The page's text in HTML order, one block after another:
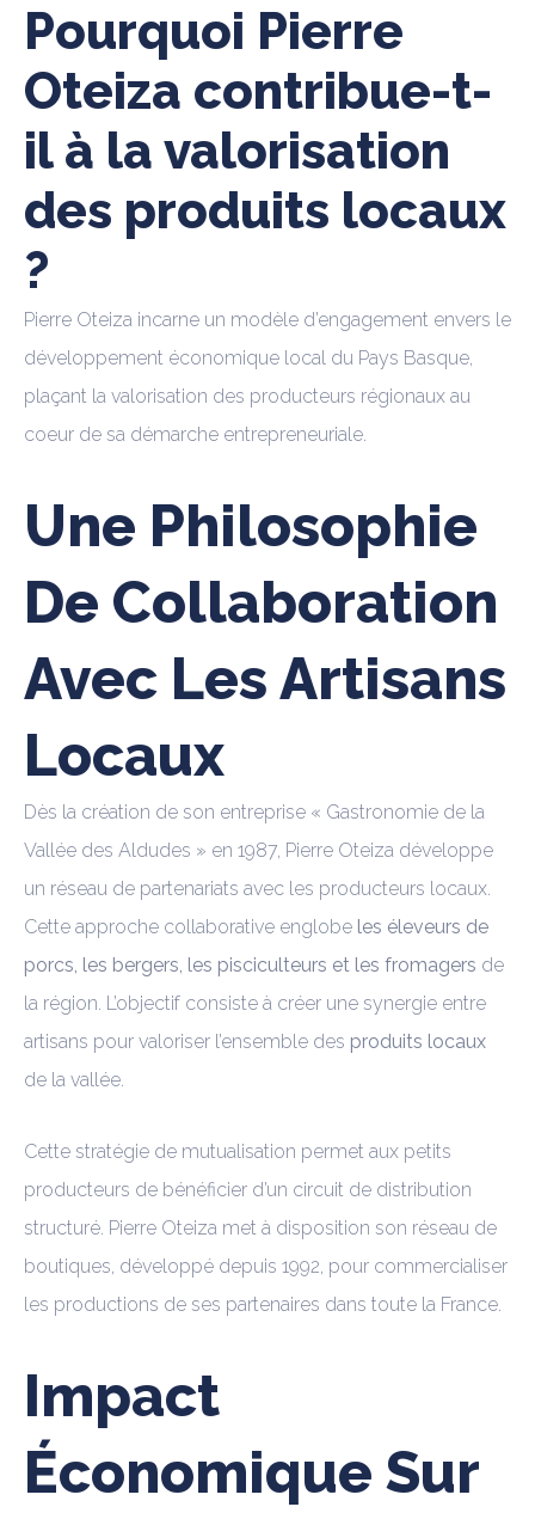
Pourquoi Pierre
Oteiza contribue-t-
il à la valorisation
des produits locaux
?
Pierre Oteiza incarne un modèle d’engagement envers le
développement économique local du Pays Basque,
plaçant la valorisation des producteurs régionaux au
coeur de sa démarche entrepreneuriale.
Une Philosophie
De Collaboration
Avec Les Artisans
Locaux
Dès la création de son entreprise « Gastronomie de la
Vallée des Aldudes » en 1987, Pierre Oteiza développe
un réseau de partenariats avec les producteurs locaux.
Cette approche collaborative englobe les éleveurs de
porcs, les bergers, les pisciculteurs et les fromagers de
la région. L’objectif consiste à créer une synergie entre
artisans pour valoriser l’ensemble des produits locaux
de la vallée.
Cette stratégie de mutualisation permet aux petits
producteurs de bénéficier d’un circuit de distribution
structuré. Pierre Oteiza met à disposition son réseau de
boutiques, développé depuis 1992, pour commercialiser
les productions de ses partenaires dans toute la France.
Impact
Économique Sur